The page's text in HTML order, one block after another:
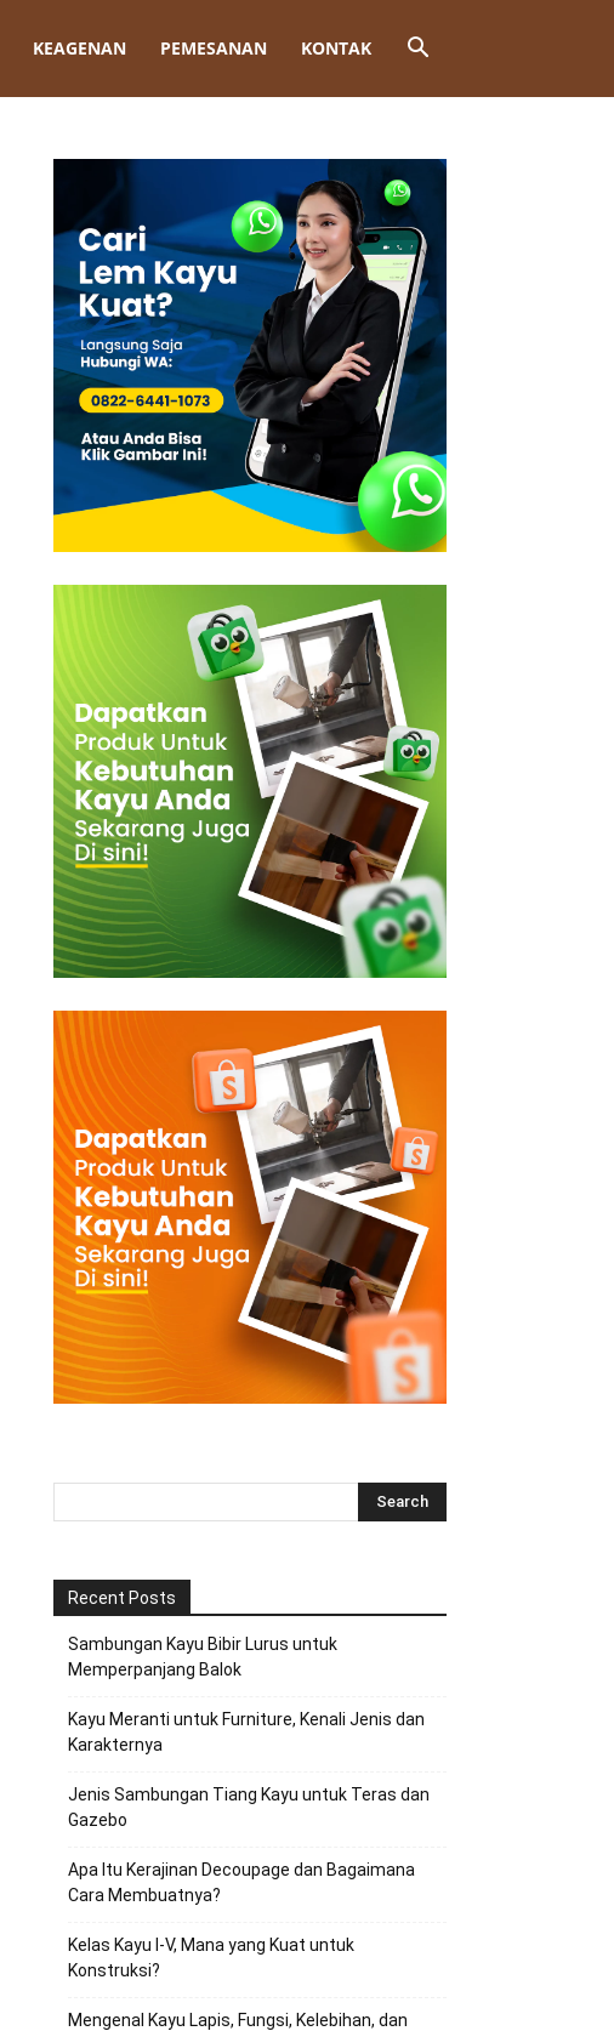
KEAGENAN PEMESANAN KONTAK
Recent Posts
Sambungan Kayu Bibir Lurus untuk
Memperpanjang Balok
Kayu Meranti untuk Furniture, Kenali Jenis dan
Karakternya
Jenis Sambungan Tiang Kayu untuk Teras dan
Gazebo
Apa Itu Kerajinan Decoupage dan Bagaimana
Cara Membuatnya?
Kelas Kayu I-V, Mana yang Kuat untuk
Konstruksi?
Mengenal Kayu Lapis, Fungsi, Kelebihan, dan